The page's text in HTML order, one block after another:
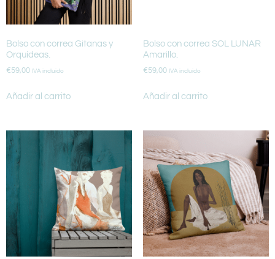
Bolso con correa Gitanas y
Orquídeas.
€59,00 IVA incluido
Añadir al carrito
Bolso con correa SOL LUNAR
Amarillo.
€59,00 IVA incluido
Añadir al carrito